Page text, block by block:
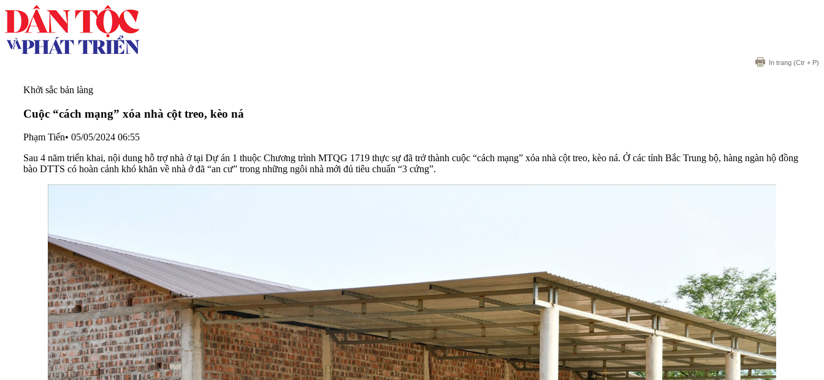
In trang (Ctr + P)
Khởi sắc bản làng
Cuộc “cách mạng” xóa nhà cột treo, kèo ná
Phạm Tiến• 05/05/2024 06:55
Sau 4 năm triển khai, nội dung hỗ trợ nhà ở tại Dự án 1 thuộc Chương trình MTQG 1719 thực sự đã trở thành cuộc “cách mạng” xóa nhà cột treo, kèo ná. Ở các tỉnh Bắc Trung bộ, hàng ngàn hộ đồng
bào DTTS có hoàn cảnh khó khăn về nhà ở đã “an cư” trong những ngôi nhà mới đủ tiêu chuẩn “3 cứng”.